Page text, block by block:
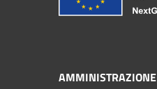
AMMINISTRAZIONE